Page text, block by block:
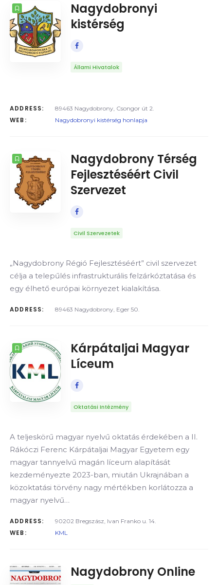
Nagydobronyi
kistérség
Állami Hivatalok
ADDRESS: 89463 Nagydobrony, Csongor út 2.
WEB: Nagydobronyi kistérség honlapja
Nagydobrony Térség
Fejlesztéséért Civil
Szervezet
Civil Szervezetek
„Nagydobrony Régió Fejlesztéséért” civil szervezet
célja a telepűlés infrastrukturális felzárkóztatása és
egy élhető európai környezet kialakítása.
ADDRESS: 89463 Nagydobrony, Eger 50.
Kárpátaljai Magyar
Líceum
Oktatási Intézmény
A teljeskörű magyar nyelvű oktatás érdekében a II.
Rákóczi Ferenc Kárpátaljai Magyar Egyetem egy
magyar tannyelvű magán líceum alapítását
kezdeményezte 2023-ban, miután Ukrajnában a
közoktatási törvény nagy mértékben korlátozza a
magyar nyelvű…
ADDRESS: 90202 Bregszász, Ivan Franko u. 14.
WEB: KML
Nagydobrony Online